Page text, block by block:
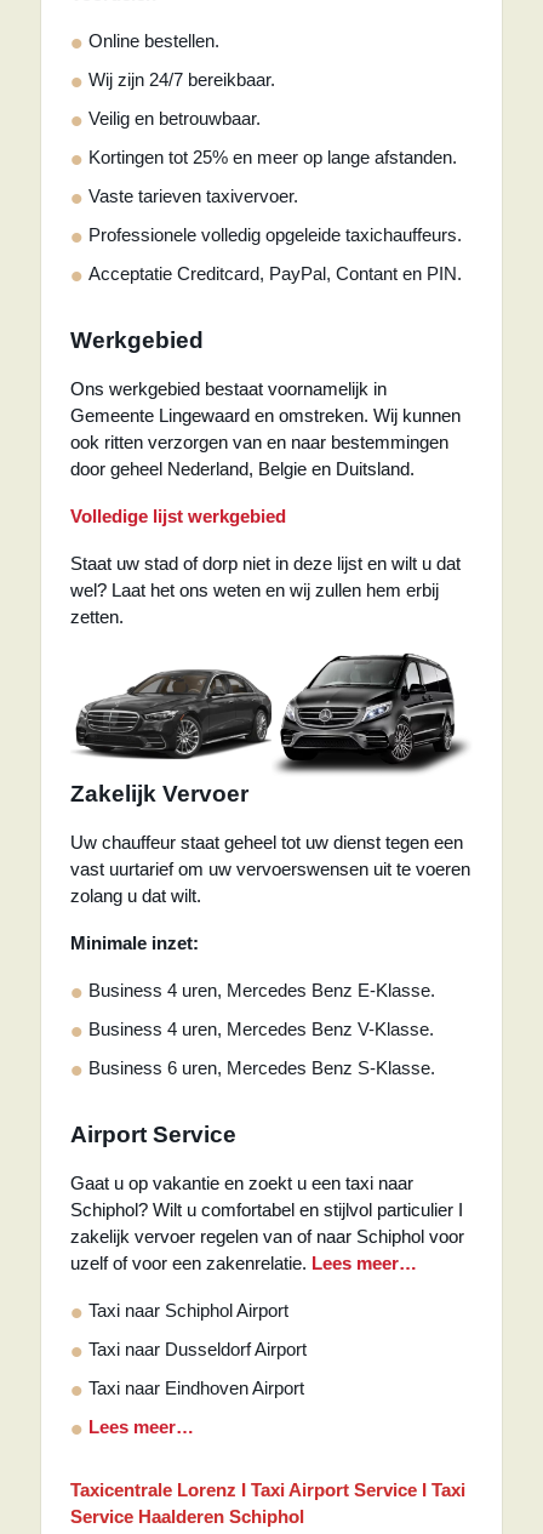
Online bestellen.
Wij zijn 24/7 bereikbaar.
Veilig en betrouwbaar.
Kortingen tot 25% en meer op lange afstanden.
Vaste tarieven taxivervoer.
Professionele volledig opgeleide taxichauffeurs.
Acceptatie Creditcard, PayPal, Contant en PIN.
Werkgebied
Ons werkgebied bestaat voornamelijk in
Gemeente Lingewaard en omstreken. Wij kunnen
ook ritten verzorgen van en naar bestemmingen
door geheel Nederland, Belgie en Duitsland.
Volledige lijst werkgebied
Staat uw stad of dorp niet in deze lijst en wilt u dat
wel? Laat het ons weten en wij zullen hem erbij
zetten.
Zakelijk Vervoer
Uw chauffeur staat geheel tot uw dienst tegen een
vast uurtarief om uw vervoerswensen uit te voeren
zolang u dat wilt.
Minimale inzet:
Business 4 uren, Mercedes Benz E-Klasse.
Business 4 uren, Mercedes Benz V-Klasse.
Business 6 uren, Mercedes Benz S-Klasse.
Airport Service
Gaat u op vakantie en zoekt u een taxi naar
Schiphol? Wilt u comfortabel en stijlvol particulier I
zakelijk vervoer regelen van of naar Schiphol voor
uzelf of voor een zakenrelatie. Lees meer…
Taxi naar Schiphol Airport
Taxi naar Dusseldorf Airport
Taxi naar Eindhoven Airport
Lees meer…
Taxicentrale Lorenz I Taxi Airport Service I Taxi
Service Haalderen Schiphol